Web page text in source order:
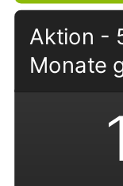
Aktion -
Monate